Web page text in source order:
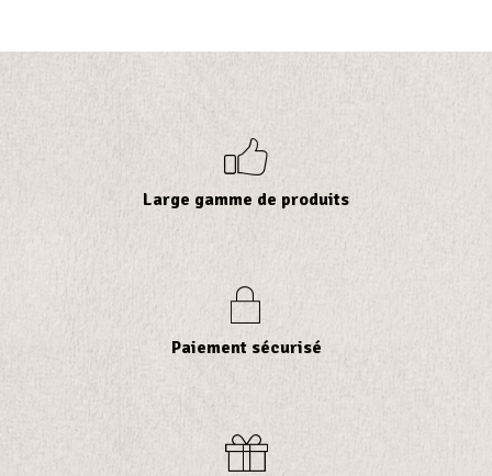
Large gamme de produits
Paiement sécurisé